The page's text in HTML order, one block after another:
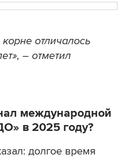
отличалось
– отметил
международной
в 2025 году?
долгое время